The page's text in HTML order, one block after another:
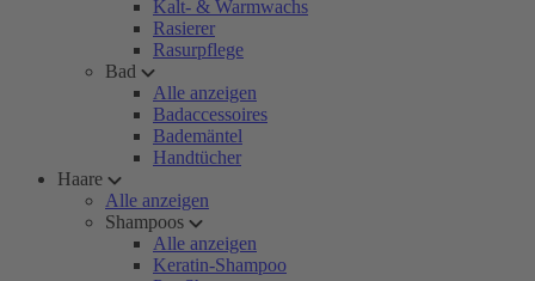
Kalt- & Warmwachs
Rasierer
Rasurpflege
Bad
Alle anzeigen
Badaccessoires
Bademäntel
Handtücher
Haare
Alle anzeigen
Shampoos
Alle anzeigen
Keratin-Shampoo